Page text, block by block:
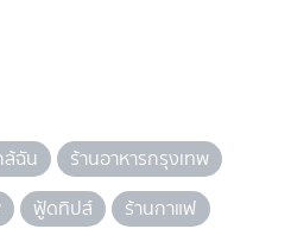
ล้ฉัน
ร้านอาหารกรุงเทพ
ฟู้ดทิปส์
ร้านกาแฟ